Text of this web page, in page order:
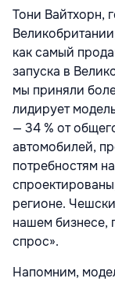
Тони Вайтхорн,
как самый
запуска в
мы приняли
лидирует
— 34 % от
автомобилей,
потребностям
регионе.
нашем бизнесе,
спрос».
Напомним,